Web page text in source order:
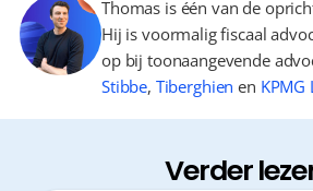
Thomas is één van de
Hij is voormalig fiscaal
op bij toonaangevende
Stibbe, Tiberghien en KPMG
Verder